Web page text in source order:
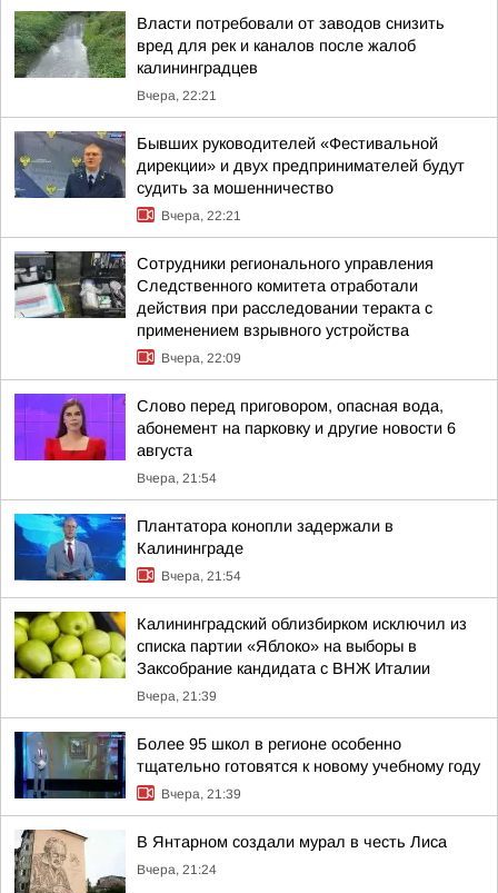
Власти потребовали от заводов снизить
вред для рек и каналов после жалоб
калининградцев
Вчера, 22:21
Бывших руководителей «Фестивальной
дирекции» и двух предпринимателей будут
судить за мошенничество
Вчера, 22:21
Сотрудники регионального управления
Следственного комитета отработали
действия при расследовании теракта с
применением взрывного устройства
Вчера, 22:09
Слово перед приговором, опасная вода,
абонемент на парковку и другие новости 6
августа
Вчера, 21:54
Плантатора конопли задержали в
Калининграде
Вчера, 21:54
Калининградский облизбирком исключил из
списка партии «Яблоко» на выборы в
Заксобрание кандидата с ВНЖ Италии
Вчера, 21:39
Более 95 школ в регионе особенно
тщательно готовятся к новому учебному году
Вчера, 21:39
В Янтарном создали мурал в честь Лиса
Вчера, 21:24